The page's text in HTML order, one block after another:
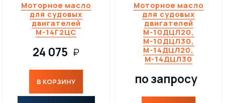
Моторное масло
для судовых
двигателей
М-14Г2ЦС
24 075 ₽
В КОРЗИНУ
Моторное масло
для судовых
двигателей
М-10ДЦЛ20,
М-10ДЦЛ30,
М-14ДЦЛ20,
М-14ДЦЛ30
по запросу